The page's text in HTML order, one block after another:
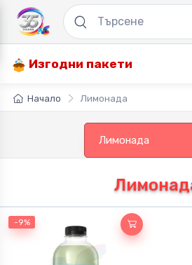
Изгодни пакети
Начало Лимонада
Лимонада
-9%